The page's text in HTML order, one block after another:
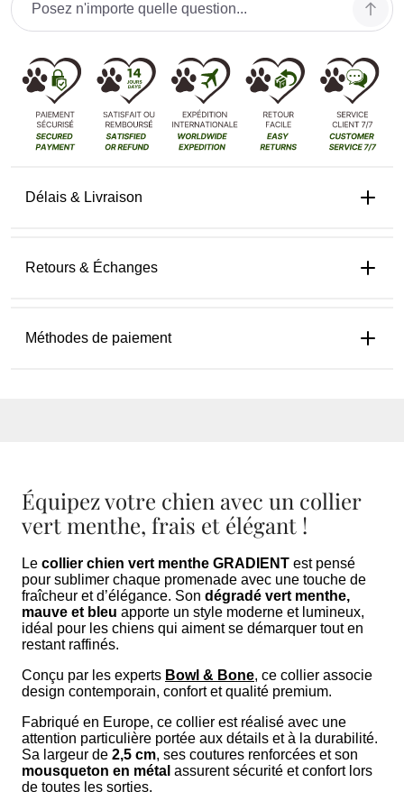
Délais & Livraison
Retours & Échanges
Méthodes de paiement
Équipez votre chien avec un collier
vert menthe, frais et élégant !
Le collier chien vert menthe GRADIENT est pensé
pour sublimer chaque promenade avec une touche de
fraîcheur et d’élégance. Son dégradé vert menthe,
mauve et bleu apporte un style moderne et lumineux,
idéal pour les chiens qui aiment se démarquer tout en
restant raffinés.
Conçu par les experts Bowl & Bone, ce collier associe
design contemporain, confort et qualité premium.
Fabriqué en Europe, ce collier est réalisé avec une
attention particulière portée aux détails et à la durabilité.
Sa largeur de 2,5 cm, ses coutures renforcées et son
mousqueton en métal assurent sécurité et confort lors
de toutes les sorties.